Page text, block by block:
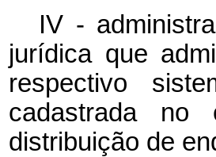
IV -
jurídica que
respectivo
cadastrada no
distribuição de